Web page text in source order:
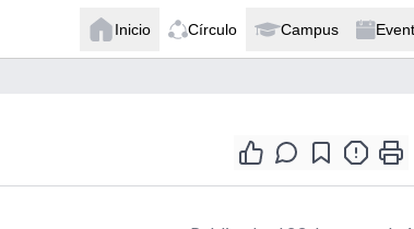
Inicio Círculo Campus